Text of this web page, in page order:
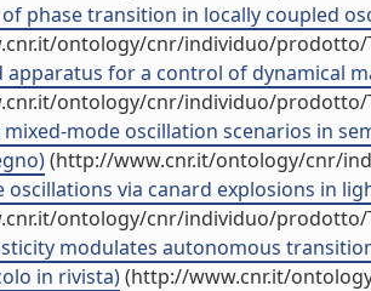
phase transition in locally coupled
ontology/cnr/individuo/prodotto/
apparatus for a control of dynamical
ontology/cnr/individuo/prodotto/
mixed-mode oscillation scenarios in
(http://www.cnr.it/ontology/cnr/
oscillations via canard explosions in
ontology/cnr/individuo/prodotto/
modulates autonomous
in rivista)(http://www.cnr.it/